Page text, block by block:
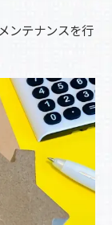
ンテナンスを行